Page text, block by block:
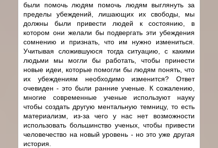
были помочь людям помочь людям выглянуть за
пределы убеждений, лишающих их свободы, мы
должны были привести людей к состоянию, в
котором они желали бы подвергать эти убеждения
сомнению и признать, что им нужно измениться.
Учитывая сложившуюся тогда ситуацию, с какими
людьми мы могли бы работать, чтобы принести
новые идеи, которые помогли бы людям понять, что
их убеждениям необходимо изменится? Ответ
очевиден - это были ранние ученые. К сожалению,
многие современные ученые используют науку
чтобы создать другую ментальную темницу, то есть
материализм, из-за чего у нас нет возможности
использовать большинство ученых, чтобы привести
человечество на новый уровень - но это уже другая
история.